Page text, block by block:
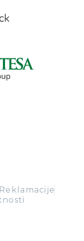
Reklamacije